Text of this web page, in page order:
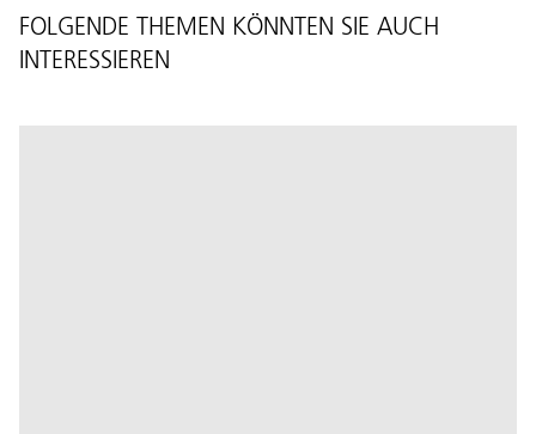
FOLGENDE THEMEN KÖNNTEN SIE AUCH
INTERESSIEREN